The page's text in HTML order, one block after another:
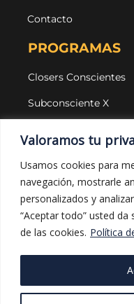
Valoramos tu
Usamos cookies para
navegación, mostrarle
personalizados y
“Aceptar todo” usted
de las cookies. Política
Contacto
PROGRAMAS
Closers Conscientes
Subconsciente X
LEGAL Y
Aviso legal
Política de privacidad
Política de cookies